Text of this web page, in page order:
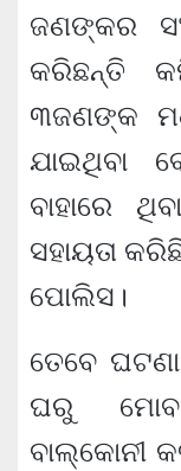
ଜଣଙ୍କର
କରିଛନ୍ତି
୩ଜଣଙ୍କ
ଯାଇଥିବା
ବାହାରେ
ସହାୟତା
ପୋଲିସ।
ତେବେ
ଘରୁ
ବାଲ୍‌କୋନୀ